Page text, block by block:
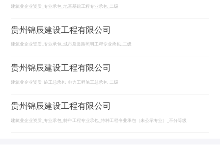
建筑业企业资质_专业承包_地基基础工程专业承包_二级
贵州锦辰建设工程有限公司
建筑业企业资质_专业承包_城市及道路照明工程专业承包_二级
贵州锦辰建设工程有限公司
建筑业企业资质_施工总承包_电力工程施工总承包_二级
贵州锦辰建设工程有限公司
建筑业企业资质_专业承包_特种工程专业承包_特种工程专业承包（未公示专业）_不分等级